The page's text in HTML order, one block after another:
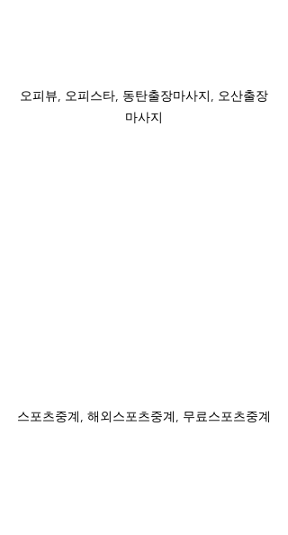
오피뷰, 오피스타, 동탄출장마사지, 오산출장
마사지
스포츠중계, 해외스포츠중계, 무료스포츠중계